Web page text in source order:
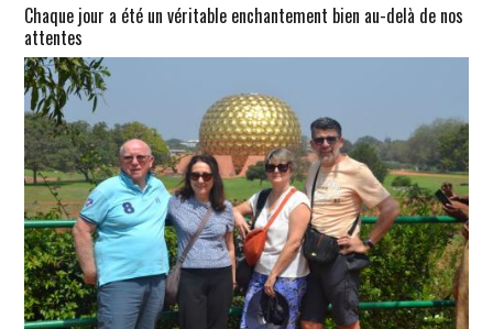
Chaque jour a été un véritable enchantement bien au-delà de nos
attentes